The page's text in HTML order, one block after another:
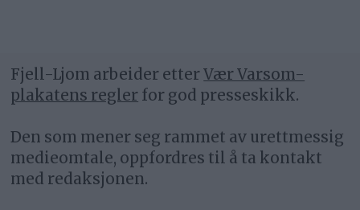
Fjell-Ljom arbeider etterVær Varsom-
plakatens regler for god presseskikk.
Den som mener seg rammet av urettmessig
medieomtale, oppfordres til å ta kontakt
med redaksjonen.